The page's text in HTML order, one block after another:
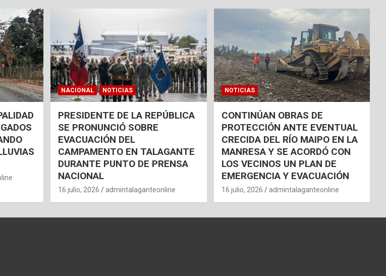
NACIONAL NOTICIAS
PRESIDENTE DE LA REPÚBLICA
SE PRONUNCIÓ SOBRE
EVACUACIÓN DEL
CAMPAMENTO EN TALAGANTE
DURANTE PUNTO DE PRENSA
NACIONAL
16 julio, 2026 admintalaganteonline
NOTICIAS
CONTINÚAN OBRAS DE
PROTECCIÓN ANTE EVENTUAL
CRECIDA DEL RÍO MAIPO EN LA
MANRESA Y SE ACORDÓ CON
LOS VECINOS UN PLAN DE
EMERGENCIA Y EVACUACIÓN
16 julio, 2026 admintalaganteonline